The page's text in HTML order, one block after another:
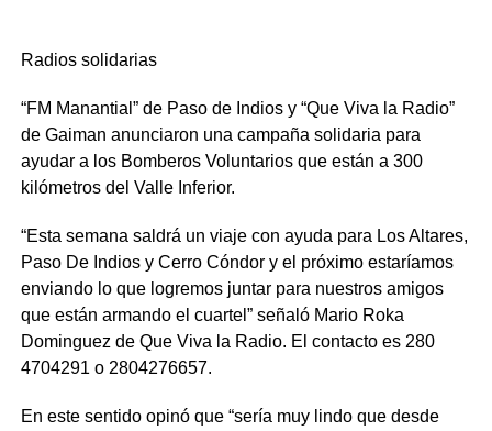
Radios solidarias
“FM Manantial” de Paso de Indios y “Que Viva la Radio”
de Gaiman anunciaron una campaña solidaria para
ayudar a los Bomberos Voluntarios que están a 300
kilómetros del Valle Inferior.
“Esta semana saldrá un viaje con ayuda para Los Altares,
Paso De Indios y Cerro Cóndor y el próximo estaríamos
enviando lo que logremos juntar para nuestros amigos
que están armando el cuartel” señaló Mario Roka
Dominguez de Que Viva la Radio. El contacto es 280
4704291 o 2804276657.
En este sentido opinó que “sería muy lindo que desde